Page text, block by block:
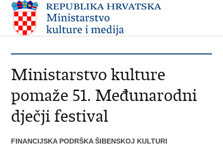
Ministarstvo kulture
pomaže 51. Međunarodni
dječji festival
FINANCIJSKA PODRŠKA ŠIBENSKOJ KULTURI